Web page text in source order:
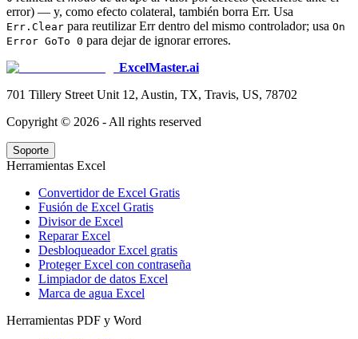
error) — y, como efecto colateral, también borra Err. Usa
Err.Clear para reutilizar Err dentro del mismo controlador; usa On
Error GoTo 0 para dejar de ignorar errores.
ExcelMaster.ai
701 Tillery Street Unit 12, Austin, TX, Travis, US, 78702
Copyright © 2026 - All rights reserved
Soporte
Herramientas Excel
Convertidor de Excel Gratis
Fusión de Excel Gratis
Divisor de Excel
Reparar Excel
Desbloqueador Excel gratis
Proteger Excel con contraseña
Limpiador de datos Excel
Marca de agua Excel
Herramientas PDF y Word